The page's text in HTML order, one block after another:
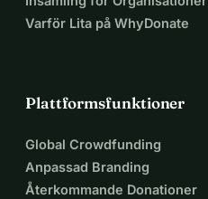
Varför Lita på WhyDonate
Plattformsfunktioner
Global Crowdfunding
Anpassad Branding
Återkommande Donationer